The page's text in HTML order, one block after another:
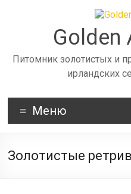
Golden
Питомник золотистых и
ирландских
Меню
Золотистые